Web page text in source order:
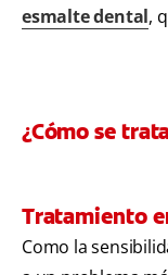
esmalte dental,
¿Cómo se
Tratamiento
Como la